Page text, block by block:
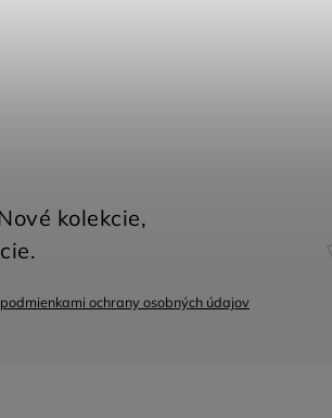
podmienkami ochrany osobných údajov